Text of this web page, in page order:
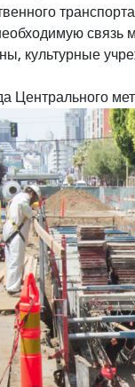
культурные
Центрального